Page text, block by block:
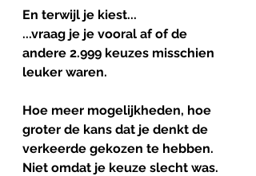
En terwijl je kiest...
...vraag je je vooral af of de
andere 2.999 keuzes misschien
leuker waren.
Hoe meer mogelijkheden, hoe
groter de kans dat je denkt de
verkeerde gekozen te hebben.
Niet omdat je keuze slecht was.